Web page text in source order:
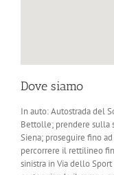
Dove siamo
In auto: Autostrada del
Bettolle; prendere sulla
Siena; proseguire fino
percorrere il rettilineo
sinistra in Via dello